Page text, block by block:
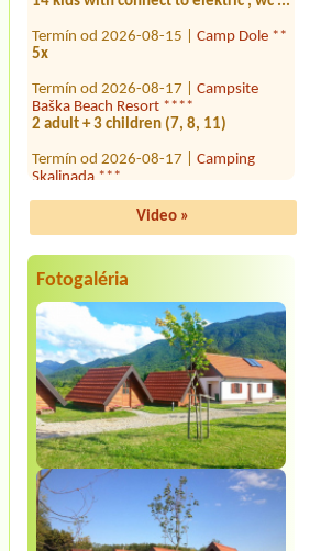
Termín od 2026-08-15 |Camp Dole **
5x
Termín od 2026-08-17 |
Baška Beach Resort ****
2 adult + 3 children (7, 8, 11)
Termín od 2026-08-17 |Camping
Skalinada ***
Termín od 2026-08-24 |
Navis ****
2persons + 1 child
Termín od 2026-07-20 |Kamp Veli
Jože ***
1x place 2personsmalý obytný vůz
Mercedes VITO
Termín od 2026-07-29 |Camp Adriatic
***
1 x place ,karavan, auto
Termín od 2026-08-13 |Camp Dole **
tent placestent
Termín od 2026-08-07 |Campsite
Punta Povile
1 camping car
Video »
Fotogaléria